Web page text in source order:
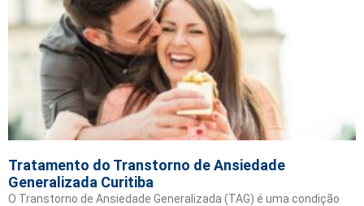
Tratamento do Transtorno de Ansiedade
Generalizada Curitiba
O Transtorno de Ansiedade Generalizada (TAG) é uma condição